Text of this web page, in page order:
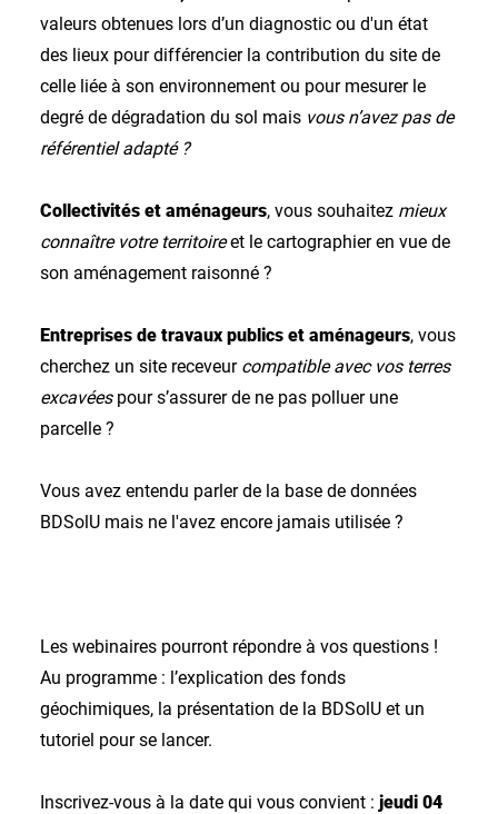
valeurs obtenues lors d’un diagnostic ou d'un état
des lieux pour différencier la contribution du site de
celle liée à son environnement ou pour mesurer le
degré de dégradation du sol mais vous n’avez pas de
référentiel adapté ?
Collectivités et aménageurs, vous souhaitez mieux
connaître votre territoireet le cartographier en vue de
son aménagement raisonné ?
Entreprises de travaux publics et aménageurs, vous
cherchez un site receveur compatible avec vos terres
excavéespour s’assurer de ne pas polluer une
parcelle ?
Vous avez entendu parler de la base de données
BDSolU mais ne l'avez encore jamais utilisée ?
Les webinaires pourront répondre à vos questions !
Au programme : l’explication des fonds
géochimiques, la présentation de la BDSolU et un
tutoriel pour se lancer.
Inscrivez-vous à la date qui vous convient : jeudi 04